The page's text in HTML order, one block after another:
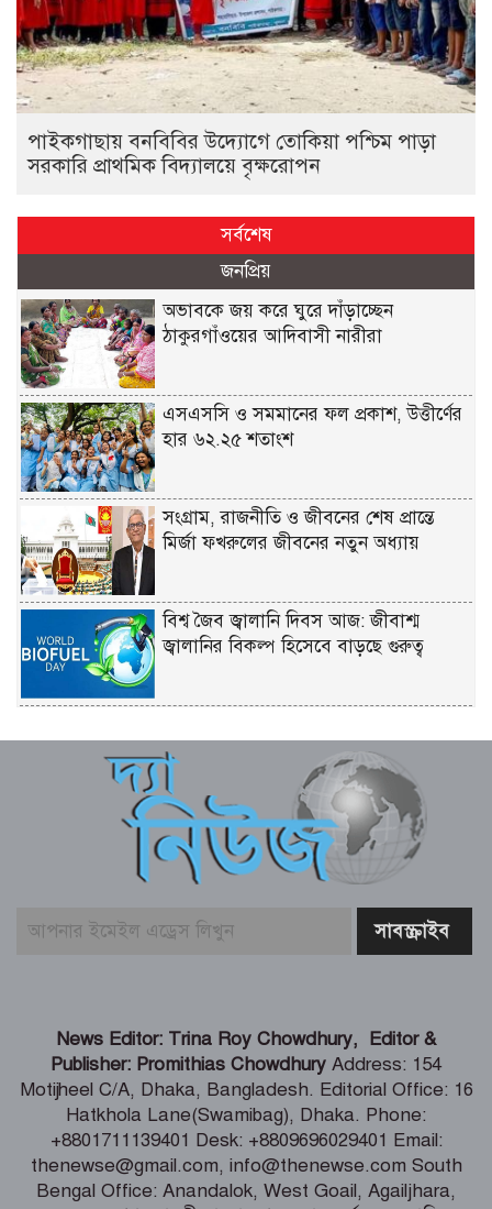
পাইকগাছায় বনবিবির উদ্যোগে তোকিয়া পশ্চিম পাড়া
সরকারি প্রাথমিক বিদ‍্যালয়ে বৃক্ষরোপন
সর্বশেষ
জনপ্রিয়
অভাবকে জয় করে ঘুরে দাঁড়াচ্ছেন
ঠাকুরগাঁওয়ের আদিবাসী নারীরা
এসএসসি ও সমমানের ফল প্রকাশ, উত্তীর্ণের
হার ৬২.২৫ শতাংশ
সংগ্রাম, রাজনীতি ও জীবনের শেষ প্রান্তে
মির্জা ফখরুলের জীবনের নতুন অধ্যায়
বিশ্ব জৈব জ্বালানি দিবস আজ: জীবাশ্ম
জ্বালানির বিকল্প হিসেবে বাড়ছে গুরুত্ব
রিয়াদে নিহতদের দেশে ফেরানোসহ প্রাপ্য
ক্ষতিপূরনে সহায়তার আশ্বাস
‘টক্সিক’-এর ট্রেলারে ‘অ্যানিমেল’ ছবির
রণবীর কাপুরের মিল দেখছে নেটিজেনরা
রাশিফল ও গ্রহদোষ প্রতিকারের উপায়
আজ সোমবার (১০ আগস্ট) পঞ্জিকা ও
ইতিহাসের এইদিনে
News Editor: Trina Roy Chowdhury, Editor &
Publisher: Promithias Chowdhury Address: 154
Motijheel C/A, Dhaka, Bangladesh. Editorial Office: 16
Hatkhola Lane(Swamibag), Dhaka. Phone:
+8801711139401 Desk: +8809696029401 Email:
thenewse@gmail.com, info@thenewse.com South
Bengal Office: Anandalok, West Goail, Agailjhara,